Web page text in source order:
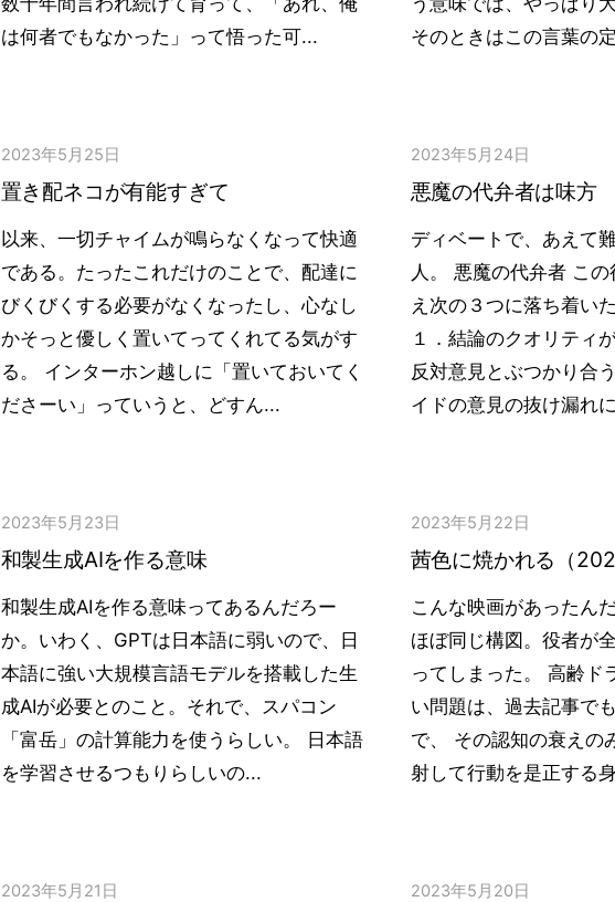
は何者でもなかった」って悟った可...
そのときはこの言葉の
2023年5月25日
置き配ネコが有能すぎて
以来、一切チャイムが鳴らなくなって快適
である。たったこれだけのことで、配達に
びくびくする必要がなくなったし、心なし
かそっと優しく置いてってくれてる気がす
る。 インターホン越しに「置いておいてく
ださーい」っていうと、どすん...
2023年5月24日
悪魔の代弁者は味方
ディベートで、あえて
人。 悪魔の代弁者 こ
え次の３つに落ち着い
１．結論のクオリティ
反対意見とぶつかり合
イドの意見の抜け漏れ
2023年5月23日
和製生成AIを作る意味
和製生成AIを作る意味ってあるんだろー
か。いわく、GPTは日本語に弱いので、日
本語に強い大規模言語モデルを搭載した生
成AIが必要とのこと。それで、スパコン
「富岳」の計算能力を使うらしい。 日本語
を学習させるつもりらしいの...
2023年5月22日
茜色に焼かれる（
こんな映画があったん
ほぼ同じ構図。役者が
ってしまった。 高齢ド
い問題は、過去記事で
で、 その認知の衰えの
射して行動を是正する
2023年5月21日 2023年5月20日